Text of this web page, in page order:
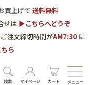
買上げで 送料無料
せは ▶︎こちらへどうぞ
注文締切時間がAM7:30 に
ら
検索 マイページ カート メニュー